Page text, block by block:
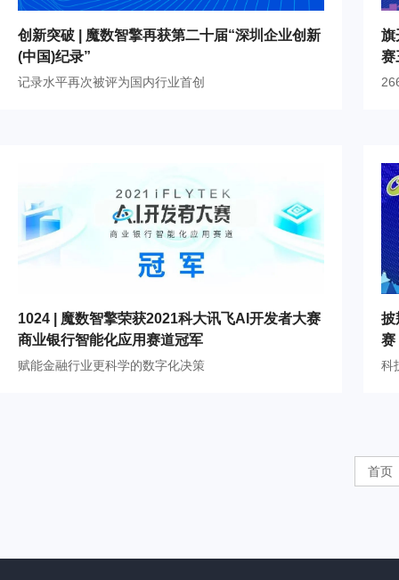
创新突破 | 魔数智擎再获第二十届“深圳企业创新
(中国)纪录”
记录水平再次被评为国内行业首创
旗
赛
1024 | 魔数智擎荣获2021科大讯飞AI开发者大赛
商业银行智能化应用赛道冠军
赋能金融行业更科学的数字化决策
披
赛
科
首页